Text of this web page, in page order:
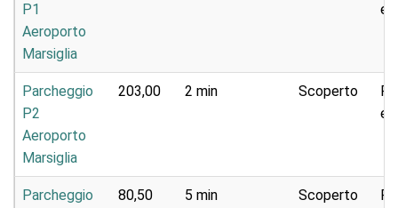
P1
Aeroporto
Marsiglia
e
Parcheggio
P2
Aeroporto
Marsiglia
203,00 2 min Scoperto
e
Parcheggio
80,50 5 min Scoperto